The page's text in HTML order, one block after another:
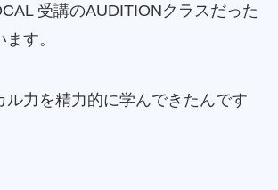
受講のAUDITIONクラスだった
す。
ル力を精力的に学んできたんです